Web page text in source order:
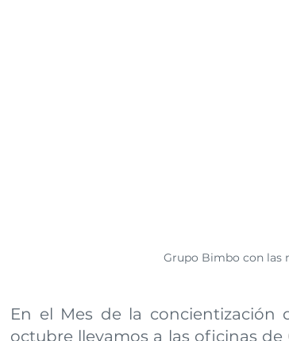
Grupo Bimbo con las
En el Mes de la concientización
octubre llevamos a las oficinas de